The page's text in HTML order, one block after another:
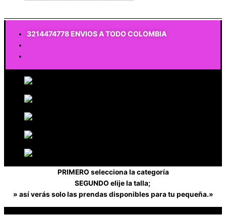
3214474778 ENVIOS A TODO COLOMBIA
PRIMERO selecciona la categoría
SEGUNDO elije la talla;
» así verás solo las prendas disponibles para tu pequeña.»